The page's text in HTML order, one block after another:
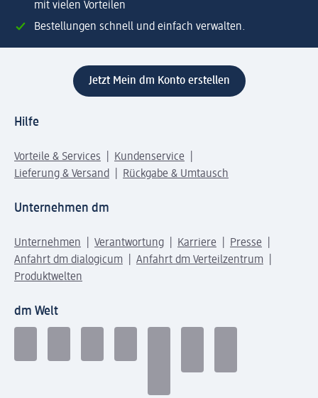
mit vielen Vorteilen
Bestellungen schnell und einfach verwalten.
Jetzt Mein dm Konto erstellen
Hilfe
Vorteile & Services
Kundenservice
Lieferung & Versand
Rückgabe & Umtausch
Unternehmen dm
Unternehmen Verantwortung Karriere
Presse
Anfahrt dm dialogicum
Anfahrt dm Verteilzentrum
Produktwelten
dm Welt